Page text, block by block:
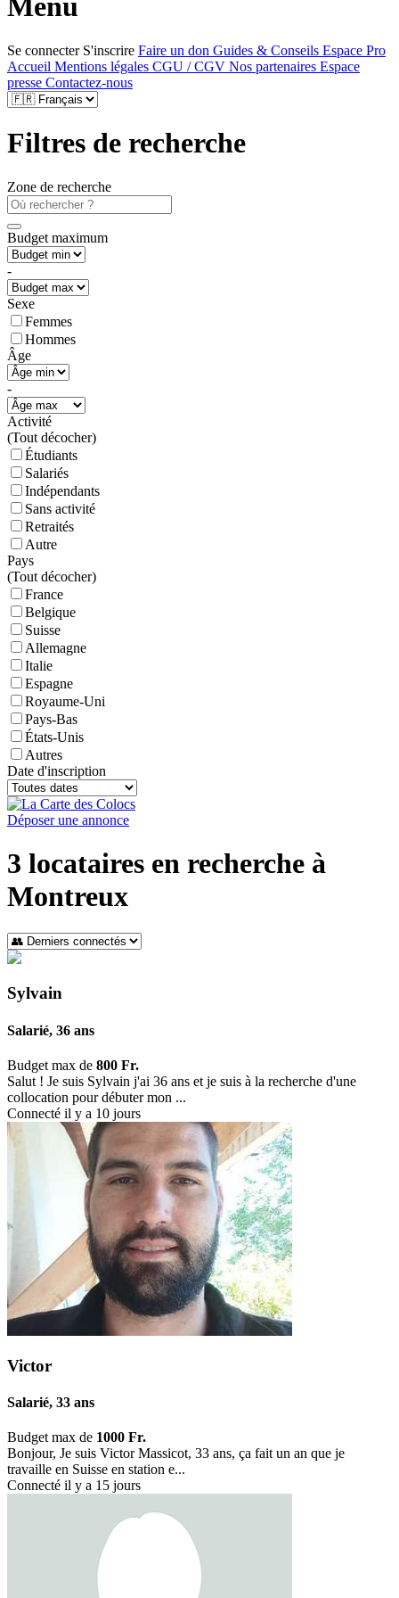
Menu
Se connecter S'inscrire Faire un don Guides & Conseils Espace Pro
Accueil Mentions légales CGU / CGV Nos partenaires Espace
presse Contactez-nous
Filtres de recherche
Zone de recherche
Budget maximum
-
Sexe
Femmes
Hommes
Âge
-
Activité
(Tout décocher)
Étudiants
Salariés
Indépendants
Sans activité
Retraités
Autre
Pays
(Tout décocher)
France
Belgique
Suisse
Allemagne
Italie
Espagne
Royaume-Uni
Pays-Bas
États-Unis
Autres
Date d'inscription
Déposer une annonce
3 locataires en recherche à
Montreux
Sylvain
Salarié, 36 ans
Budget max de 800 Fr.
Salut ! Je suis Sylvain j'ai 36 ans et je suis à la recherche d'une
collocation pour débuter mon ...
Connecté il y a 10 jours
Victor
Salarié, 33 ans
Budget max de 1000 Fr.
Bonjour, Je suis Victor Massicot, 33 ans, ça fait un an que je
travaille en Suisse en station e...
Connecté il y a 15 jours